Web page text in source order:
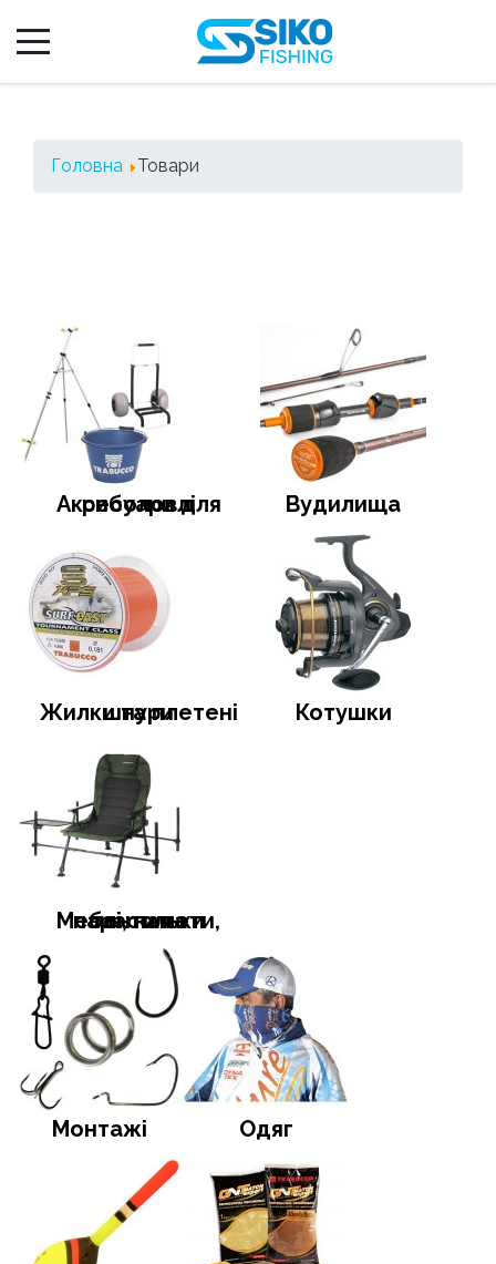
Головна Товари
Аксесуари для риболовлі Вудилища
Жилки та плетені шнури Котушки
Меблі, намети, тенти та парасольки
Монтажі Одяг